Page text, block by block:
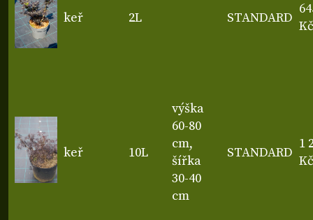
keř 2L STANDARD
Kč
keř 10L
výška
60-80
cm,
šířka
30-40
cm
STANDARD
1
Kč